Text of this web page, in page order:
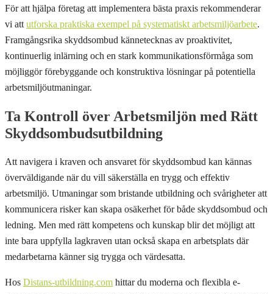
För att hjälpa företag att implementera bästa praxis rekommenderar
vi att utforska praktiska exempel på systematiskt arbetsmiljöarbete.
Framgångsrika skyddsombud kännetecknas av proaktivitet,
kontinuerlig inlärning och en stark kommunikationsförmåga som
möjliggör förebyggande och konstruktiva lösningar på potentiella
arbetsmiljöutmaningar.
Ta Kontroll över Arbetsmiljön med Rätt
Skyddsombudsutbildning
Att navigera i kraven och ansvaret för skyddsombud kan kännas
överväldigande när du vill säkerställa en trygg och effektiv
arbetsmiljö. Utmaningar som bristande utbildning och svårigheter att
kommunicera risker kan skapa osäkerhet för både skyddsombud och
ledning. Men med rätt kompetens och kunskap blir det möjligt att
inte bara uppfylla lagkraven utan också skapa en arbetsplats där
medarbetarna känner sig trygga och värdesatta.
Hos Distans-utbildning.com hittar du moderna och flexibla e-